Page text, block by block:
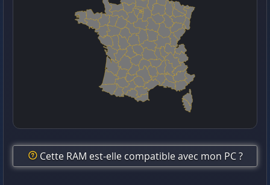
Cette RAM est-elle compatible avec mon PC ?